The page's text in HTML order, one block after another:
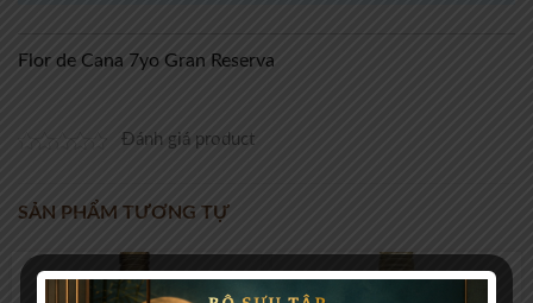
Flor de Cana 7yo Gran Reserva
Đánh giá product
SẢN PHẨM TƯƠNG TỰ